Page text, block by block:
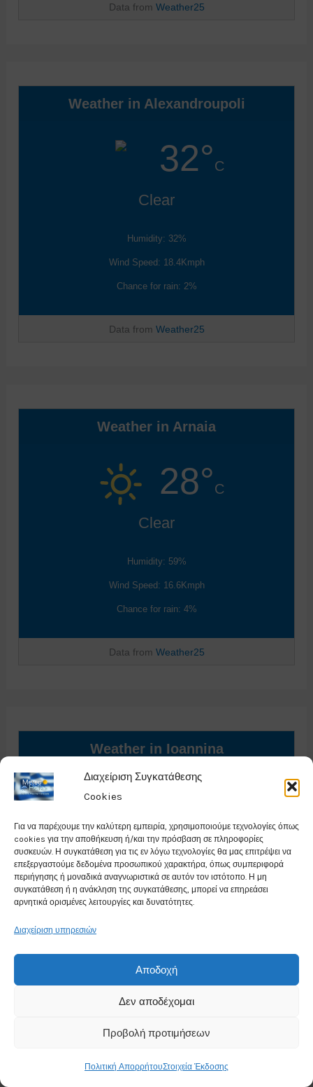
Διαχείριση Συγκατάθεσης
Cookies
Για να παρέχουμε την καλύτερη εμπειρία, χρησιμοποιούμε τεχνολογίες όπως
cookies για την αποθήκευση ή/και την πρόσβαση σε πληροφορίες
συσκευών. Η συγκατάθεση για τις εν λόγω τεχνολογίες θα μας επιτρέψει να
επεξεργαστούμε δεδομένα προσωπικού χαρακτήρα, όπως συμπεριφορά
περιήγησης ή μοναδικά αναγνωριστικά σε αυτόν τον ιστότοπο. Η μη
συγκατάθεση ή η ανάκληση της συγκατάθεσης, μπορεί να επηρεάσει
αρνητικά ορισμένες λειτουργίες και δυνατότητες.
Διαχείριση υπηρεσιών
Αποδοχή
Δεν αποδέχομαι
Προβολή προτιμήσεων
Πολιτική ΑπορρήτουΣτοιχεία Έκδοσης
Data from Weather25
Weather in Alexandroupoli
32°C
Clear
Humidity: 32%
Wind Speed: 18.4Kmph
Chance for rain: 2%
Data from Weather25
Weather in Arnaia
28°C
Clear
Humidity: 59%
Wind Speed: 16.6Kmph
Chance for rain: 4%
Data from Weather25
Weather in Ioannina
Clear
Humidity: 27%
Wind Speed: 7.2Kmph
Data fromWeather25
Like Us On Facebook